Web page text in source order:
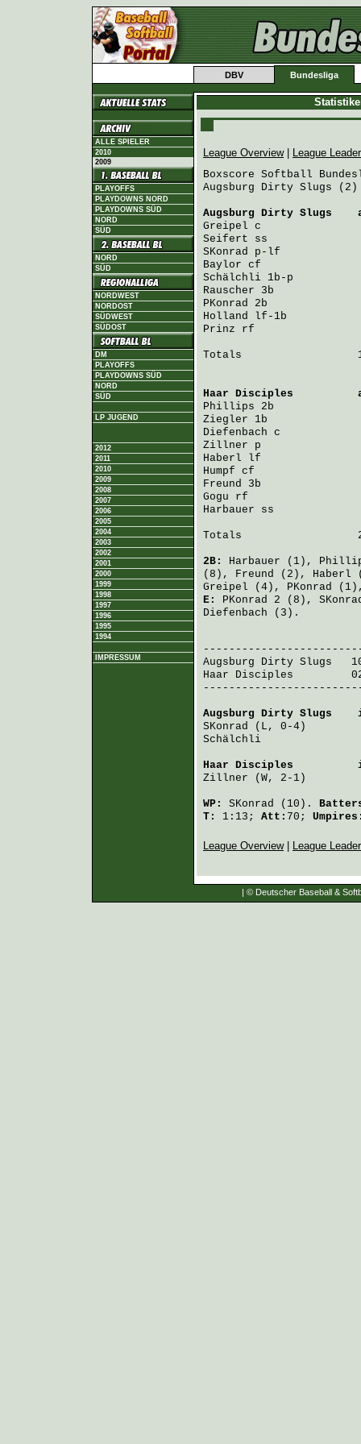
DBV Bundesliga
ALLE SPIELER
2010
2009
PLAYOFFS
PLAYDOWNS NORD
PLAYDOWNS SÜD
NORD
SÜD
NORD
SÜD
NORDWEST
NORDOST
SÜDWEST
SÜDOST
DM
PLAYOFFS
PLAYDOWNS SÜD
NORD
SÜD
LP JUGEND
2012
2011
2010
2009
2008
2007
2006
2005
2004
2003
2002
2001
2000
1999
1998
1997
1996
1995
1994
IMPRESSUM
League Overview|
League
Boxscore Softball
Augsburg Dirty Slugs
Augsburg Dirty Slugs
Greipel c                2
Seifert ss
SKonrad p-lf             2
Baylor cf                2
Schälchli 1b-p
Rauscher 3b
PKonrad 2b
Holland lf-1b
Prinz rf                 2
Totals
Haar Disciples
Phillips 2b
Ziegler 1b
Diefenbach c             4
Zillner p                3
Haberl lf                2
Humpf cf                 2
Freund 3b
Gogu rf                  3
Harbauer ss
Totals
2B: Harbauer (1),
(8), Freund (2), Haberl
Greipel (4), PKonrad
E: PKonrad 2 (8),
Diefenbach (3).
Augsburg Dirty Slugs
Haar Disciples
Augsburg Dirty Slugs
SKonrad (L, 0-4)
Schälchli
Haar Disciples
Zillner (W, 2-1)
WP: SKonrad (10).
T:
1:13; Att: 70;
League Overview| League
| © Deutscher Baseball &